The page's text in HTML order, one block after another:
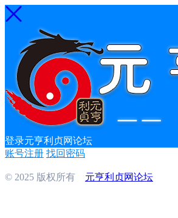
登录元亨利贞网论坛
账号注册 找回密码
© 2025 版权所有 元亨利贞网论坛